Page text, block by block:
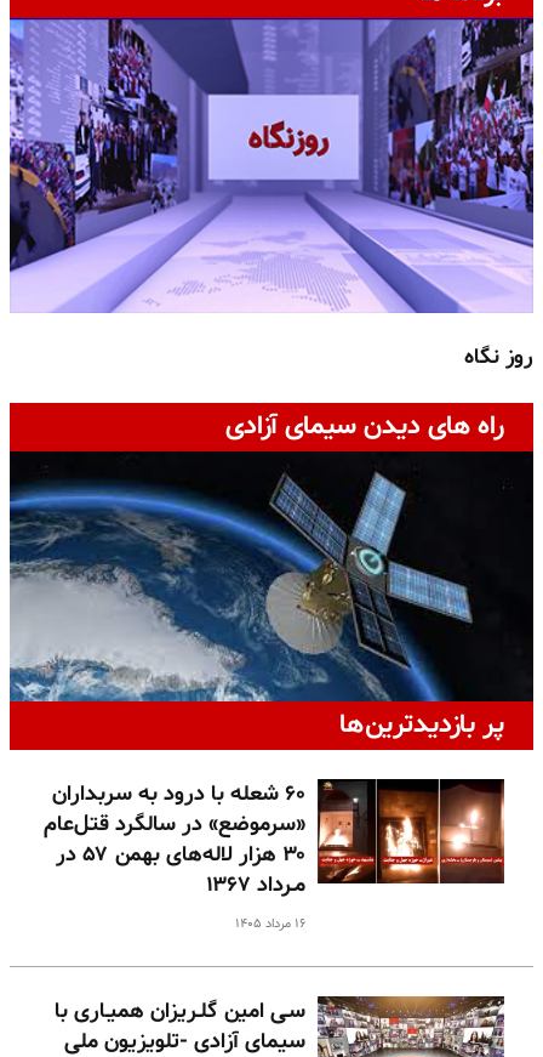
روز نگاه
راه های دیدن سیمای آزادی
پر بازدیدترین‌ها
۶۰ شعله با درود به سربداران
«سرموضع» در سالگرد قتل‌عام
۳۰ هزار لاله‌های بهمن ۵۷ در
مـرداد ۱۳۶۷
۱۶ مرداد ۱۴۰۵
سـی امین گلـریزان همیـاری با
سیمای آزادی -تلویزیون ملی